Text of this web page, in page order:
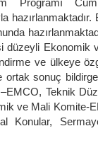
Programı
düzeyli Ekonomik
ve ülkeye
sonuç
–EMCO, Teknik
ve Mali Komite-
Konular,